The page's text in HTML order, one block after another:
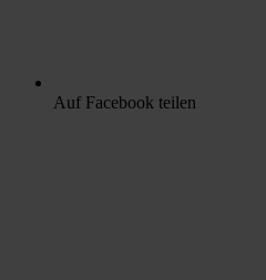
Auf Facebook teilen